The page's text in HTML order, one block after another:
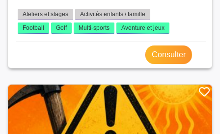
Ateliers et stages
Activités enfants / famille
Football
Golf Multi-sports Aventure et jeux
Consulter